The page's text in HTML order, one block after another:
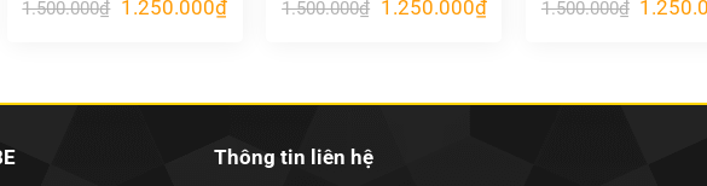
1.500.000₫ Giá
1.250.000₫Giá
hiện
1.500.000₫ Giá
1.250.000₫Giá
hiện
1.500.000₫ Giá
Thông tin liên hệ